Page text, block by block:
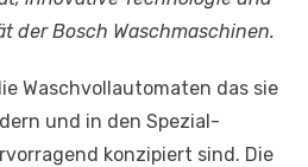
der Bosch Waschmaschinen.
Waschvollautomaten das sie
und in den Spezial-
konzipiert sind. Die